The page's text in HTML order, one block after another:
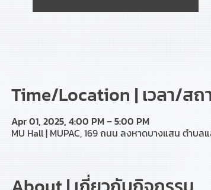
Time/Location | เวลา/สถ
Apr 01, 2025, 4:00 PM – 5:00 PM
MU Hall | MUPAC, 169 ถนน ลงหาดบางแสน ตำบ